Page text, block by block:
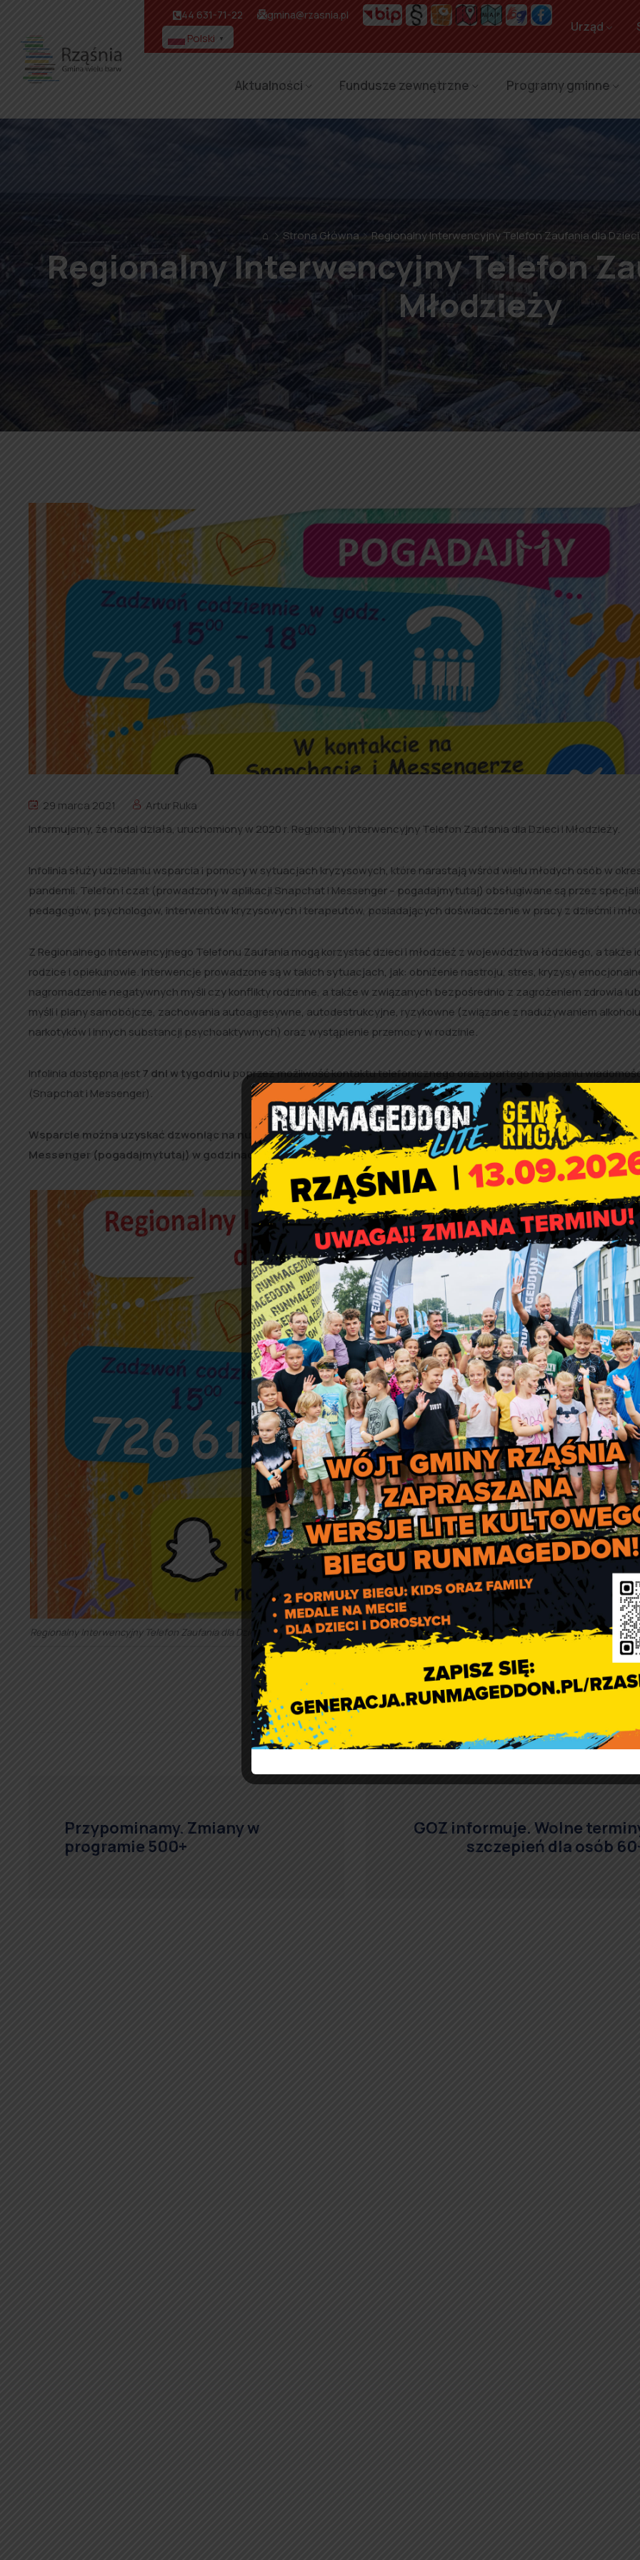
44 631-71-22 gmina@rzasnia.pl
Polski ▼
Urząd
Aktualności Fundusze zewnętrzne Programy gminne
⌂ Strona Główna Regionalny Interwencyjny Telefon Zaufania dla
Regionalny Interwencyjny Telefon
Młodzieży
29 marca 2021
Artur Ruka
Informujemy, że nadal działa, uruchomiony w 2020 r. Regionalny Interwencyjny Telefon Zaufania dla Dzieci i Młodzieży.
Infolinia służy udzielaniu wsparcia i pomocy w sytuacjach kryzysowych, które narastają wśród wielu młodych osób w
pandemii. Telefon i czat (prowadzony w aplikacji Snapchat i Messenger – pogadajmytutaj) obsługiwane są przez
pedagogów, psychologów, interwentów kryzysowych i terapeutów, posiadających doświadczenie w pracy z dziećmi i
Z Regionalnego Interwencyjnego Telefonu Zaufania mogą korzystać dzieci i młodzież z województwa łódzkiego, a także
rodzice i opiekunowie. Interwencje prowadzone są w takich sytuacjach, jak: obniżenie nastroju, stres, kryzysy
nagromadzenie negatywnych myśli czy konflikty rodzinne, a także w związanych bezpośrednio z zagrożeniem zdrowia
myśli i plany samobójcze, zachowania autoagresywne, autodestrukcyjne, ryzykowne (związane z nadużywaniem
narkotyków i innych substancji psychoaktywnych) oraz wystąpienie przemocy w rodzinie.
Infolinia dostępna jest7 dni w tygodniu poprzez możliwość kontaktu telefonicznego oraz opartego na pisaniu
(Snapchat i Messenger).
Wsparcie można uzyskać dzwoniąc na numer 726 611 611 w godzinach 15.00 – 18.00 lub korzystając z aplikacji
Messenger (pogadajmytutaj) w godzinach 18.00 – 21.00.
Regionalny Interwencyjny Telefon Zaufania dla Dzieci i Młodzieży
Przypominamy. Zmiany w
programie 500+
GOZ informuje. Wolne
szczepień dla osób